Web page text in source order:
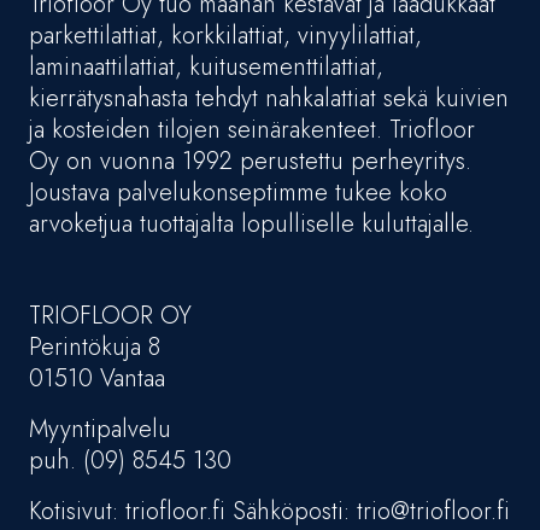
parkettilattiat, korkkilattiat, vinyylilattiat,
laminaattilattiat, kuitusementtilattiat,
kierrätysnahasta tehdyt nahkalattiat sekä kuivien
ja kosteiden tilojen seinärakenteet. Triofloor
Oy on vuonna 1992 perustettu perheyritys.
Joustava palvelukonseptimme tukee koko
arvoketjua tuottajalta lopulliselle kuluttajalle.
TRIOFLOOR OY
Perintökuja 8
01510 Vantaa
Myyntipalvelu
puh. (09) 8545 130
Kotisivut: triofloor.fi Sähköposti: trio@triofloor.fi